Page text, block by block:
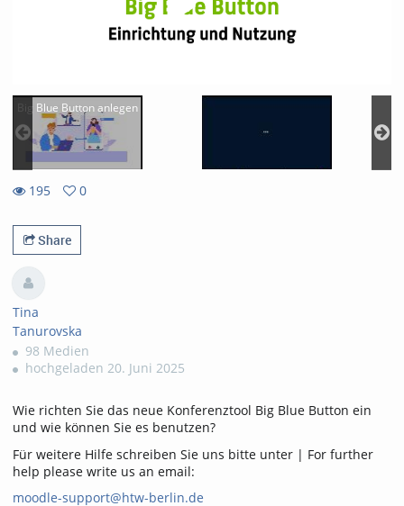
Big Blue Button anlegen
195
views
0
favorites
Share
Tina
Tanurovska
98 Medien
hochgeladen 20. Juni 2025
Wie richten Sie das neue Konferenztool Big Blue Button ein
und wie können Sie es benutzen?
Für weitere Hilfe schreiben Sie uns bitte unter | For further
help please write us an email:
moodle-support@htw-berlin.de